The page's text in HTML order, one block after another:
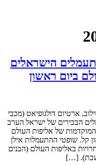
הישראלים
ביום ראשון
ארטיום דולגופיאט (מכבי
הבכירים של ישראל הערב
של אליפות העולם
קל. שופטי ההתעמלות אילן
באליפות העולם (הבנים
[…]